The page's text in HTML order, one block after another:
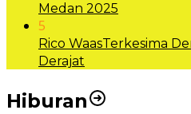
Medan 2025
5
Rico WaasTerkesima
Derajat
Hiburan